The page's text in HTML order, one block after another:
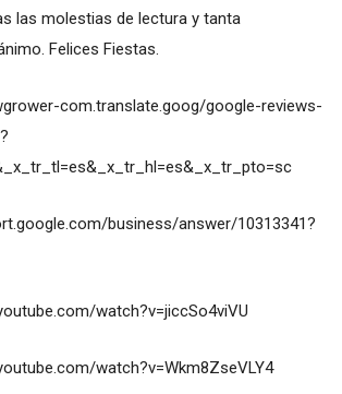
las molestias de lectura y tanta
Felices Fiestas.
com.translate.goog/google-reviews-
business/answer/10313341?
watch?v=jiccSo4viVU
watch?v=Wkm8ZseVLY4